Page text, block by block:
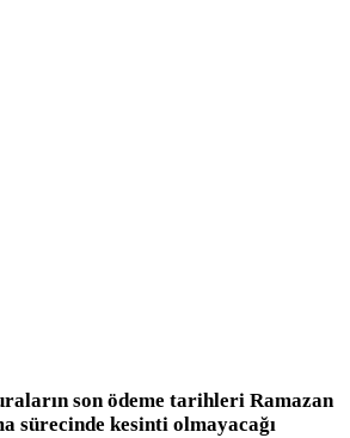
son ödeme tarihleri Ramazan
sürecinde kesinti olmayacağı